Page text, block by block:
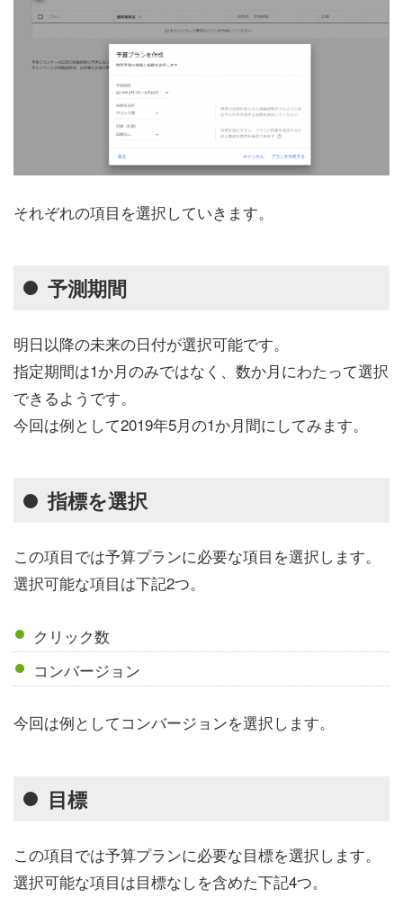
それぞれの項目を選択していきます。
予測期間
明日以降の未来の日付が選択可能です。
指定期間は1か月のみではなく、数か月にわたって選択
できるようです。
今回は例として2019年5月の1か月間にしてみます。
指標を選択
この項目では予算プランに必要な項目を選択します。
選択可能な項目は下記2つ。
クリック数
コンバージョン
今回は例としてコンバージョンを選択します。
目標
この項目では予算プランに必要な目標を選択します。
選択可能な項目は目標なしを含めた下記4つ。